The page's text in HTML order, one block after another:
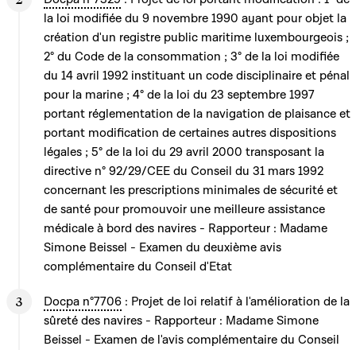
la loi modifiée du 9 novembre 1990 ayant pour objet la
création d'un registre public maritime luxembourgeois ;
2° du Code de la consommation ; 3° de la loi modifiée
du 14 avril 1992 instituant un code disciplinaire et pénal
pour la marine ; 4° de la loi du 23 septembre 1997
portant réglementation de la navigation de plaisance et
portant modification de certaines autres dispositions
légales ; 5° de la loi du 29 avril 2000 transposant la
directive n° 92/29/CEE du Conseil du 31 mars 1992
concernant les prescriptions minimales de sécurité et
de santé pour promouvoir une meilleure assistance
médicale à bord des navires - Rapporteur : Madame
Simone Beissel - Examen du deuxième avis
complémentaire du Conseil d'Etat
Docpa n°7706 : Projet de loi relatif à l'amélioration de la
sûreté des navires - Rapporteur : Madame Simone
Beissel - Examen de l'avis complémentaire du Conseil